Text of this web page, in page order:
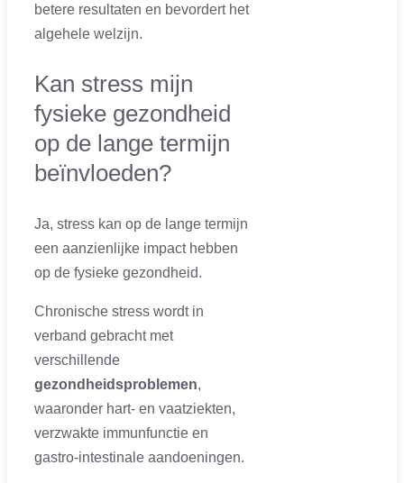
betere resultaten en bevordert het
algehele welzijn.
Kan stress mijn
fysieke gezondheid
op de lange termijn
beïnvloeden?
Ja, stress kan op de lange termijn
een aanzienlijke impact hebben
op de fysieke gezondheid.
Chronische stress wordt in
verband gebracht met
verschillende
gezondheidsproblemen,
waaronder hart- en vaatziekten,
verzwakte immunfunctie en
gastro-intestinale aandoeningen.